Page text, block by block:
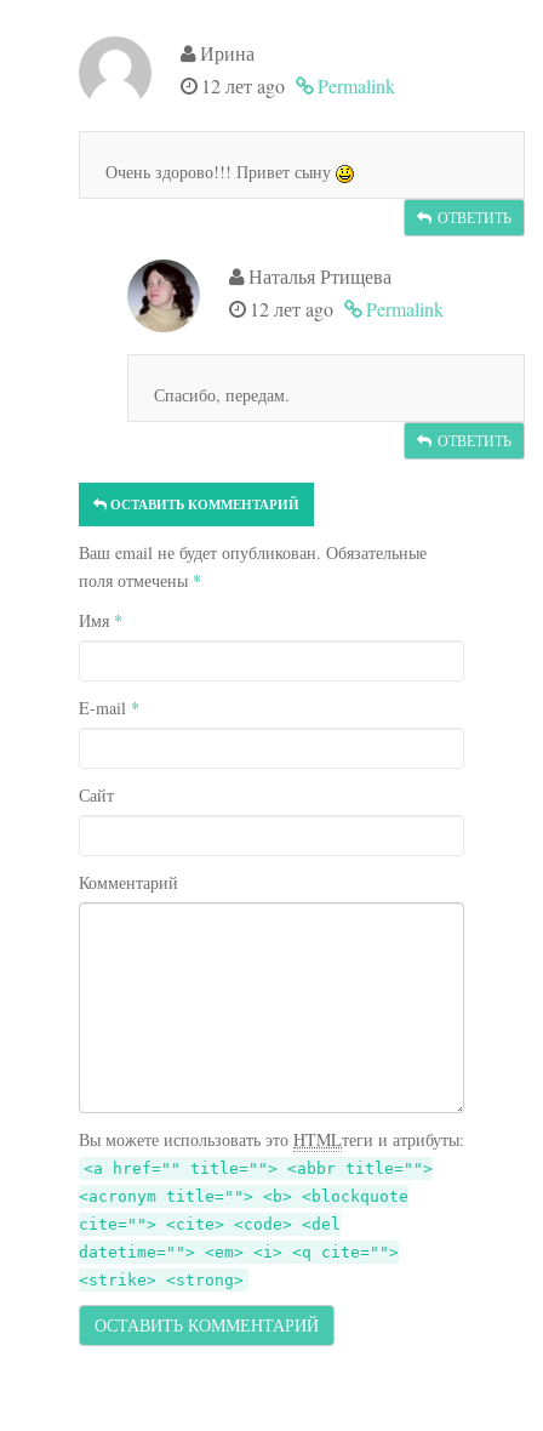
Ирина
12 лет ago
Permalink
Очень здорово!!! Привет сыну
ОТВЕТИТЬ
Наталья Ртищева
12 лет ago
Permalink
Спасибо, передам.
ОТВЕТИТЬ
ОСТАВИТЬ КОММЕНТАРИЙ
Ваш email не будет опубликован. Обязательные
поля отмечены *
Имя *
E-mail *
Сайт
Комментарий
Вы можете использовать это HTMLтеги и атрибуты:
<a href="" title=""> <abbr title="">
<acronym title=""> <b> <blockquote
cite=""> <cite> <code> <del
datetime=""> <em> <i> <q cite="">
<strike> <strong>